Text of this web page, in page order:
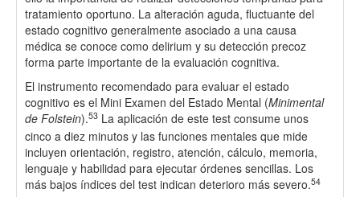
tratamiento oportuno. La alteración aguda, fluctuante del
estado cognitivo generalmente asociado a una causa
médica se conoce como delirium y su detección precoz
forma parte importante de la evaluación cognitiva.
El instrumento recomendado para evaluar el estado
cognitivo es el Mini Examen del Estado Mental (Minimental
de Folstein).53 La aplicación de este test consume unos
cinco a diez minutos y las funciones mentales que mide
incluyen orientación, registro, atención, cálculo, memoria,
lenguaje y habilidad para ejecutar órdenes sencillas. Los
más bajos índices del test indican deterioro más severo.54